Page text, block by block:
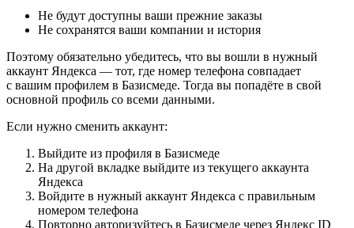
Не будут доступны ваши прежние заказы
Не сохранятся ваши компании и история
Поэтому обязательно убедитесь, что вы вошли в нужный
аккаунт Яндекса — тот, где номер телефона совпадает
с вашим профилем в Базисмеде. Тогда вы попадёте в свой
основной профиль со всеми данными.
Если нужно сменить аккаунт:
Выйдите из профиля в Базисмеде
На другой вкладке выйдите из текущего аккаунта
Яндекса
Войдите в нужный аккаунт Яндекса с правильным
номером телефона
Повторно авторизуйтесь в Базисмеде через Яндекс ID